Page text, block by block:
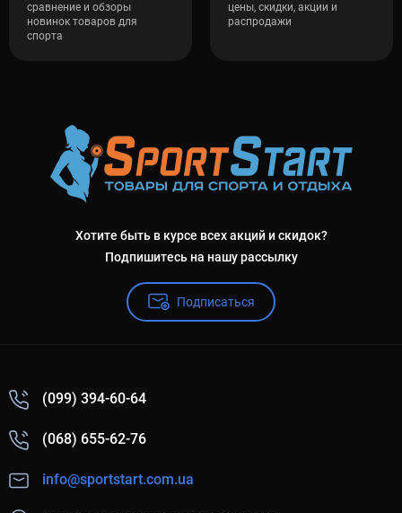
сравнение и обзоры
новинок товаров для
спорта
цены, скидки, акции и
распродажи
Хотите быть в курсе всех акций и скидок?
Подпишитесь на нашу рассылку
Подписаться
(099) 394-60-64
(068) 655-62-76
info@sportstart.com.ua